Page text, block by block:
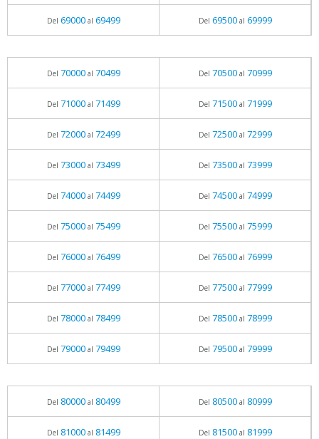
Del 69000al 69499 Del 69500al 69999
Del 70000al 70499 Del 70500al 70999
Del 71000al 71499 Del 71500al 71999
Del 72000al 72499 Del 72500al 72999
Del 73000al 73499 Del 73500al 73999
Del 74000al 74499 Del 74500al 74999
Del 75000al 75499 Del 75500al 75999
Del 76000al 76499 Del 76500al 76999
Del 77000al 77499 Del 77500al 77999
Del 78000al 78499 Del 78500al 78999
Del 79000al 79499 Del 79500al 79999
Del 80000al 80499 Del 80500al 80999
Del 81000al 81499 Del 81500al 81999